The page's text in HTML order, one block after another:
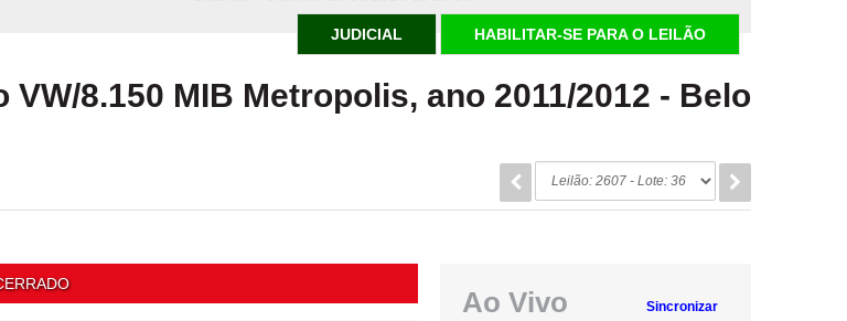
JUDICIAL HABILITAR-SE PARA O LEILÃO
8.150 MIB Metropolis, ano 2011/2012 - Belo
Ao Vivo Sincronizar